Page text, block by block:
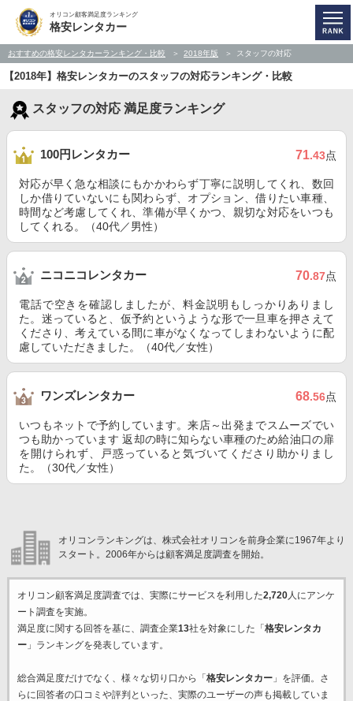
オリコン顧客満足度ランキング
格安レンタカー
おすすめの格安レンタカーランキング・比較 2018年版 スタッフの対応
【2018年】格安レンタカーのスタッフの対応ランキング・比較
スタッフの対応 満足度ランキング
100円レンタカー 71.43点
対応が早く急な相談にもかかわらず丁寧に説明してくれ、数回
しか借りていないにも関わらず、オプション、借りたい車種、
時間など考慮してくれ、準備が早くかつ、親切な対応をいつも
してくれる。（40代／男性）
ニコニコレンタカー 70.87点
電話で空きを確認しましたが、料金説明もしっかりありまし
た。迷っていると、仮予約というような形で一旦車を押さえて
くださり、考えている間に車がなくなってしまわないように配
慮していただきました。（40代／女性）
ワンズレンタカー 68.56点
いつもネットで予約しています。来店～出発までスムーズでい
つも助かっています 返却の時に知らない車種のため給油口の扉
を開けられず、戸惑っていると気づいてくださり助かりまし
た。（30代／女性）
オリコンランキングは、株式会社オリコンを前身企業に1967年より
スタート。2006年からは顧客満足度調査を開始。
オリコン顧客満足度調査では、実際にサービスを利用した2,720人にアンケ
ート調査を実施。
満足度に関する回答を基に、調査企業13社を対象にした「 格安レンタカ
ー」ランキングを発表しています。
総合満足度だけでなく、様々な切り口から「 格安レンタカー」を評価。さ
らに回答者の口コミや評判といった、実際のユーザーの声も掲載していま